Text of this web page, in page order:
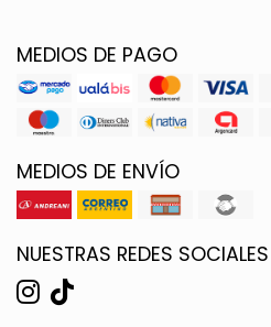
MEDIOS DE PAGO
MEDIOS DE ENVÍO
NUESTRAS REDES SOCIALES